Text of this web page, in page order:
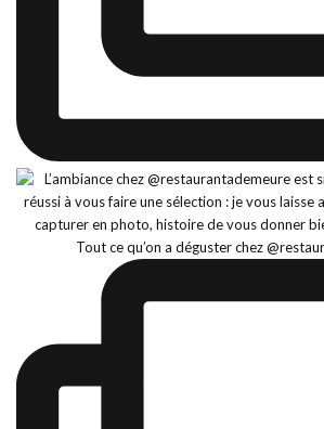
Tout ce qu’on a déguster chez